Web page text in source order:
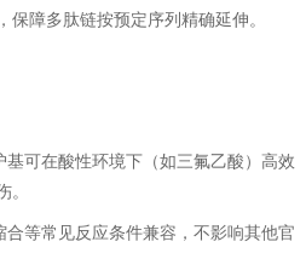
障多肽链按预定序列精确延伸。
可在酸性环境下（如三氟乙酸）高效
。
等常见反应条件兼容，不影响其他官